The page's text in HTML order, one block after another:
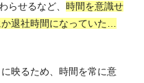
らせるなど、 時間を意識せ
退社時間になっていた…
映るため、時間を常に意